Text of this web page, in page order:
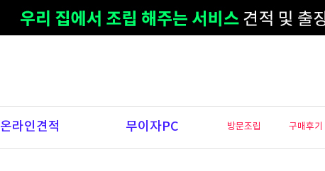
온라인견적 무이자PC 방문조립 구매후기